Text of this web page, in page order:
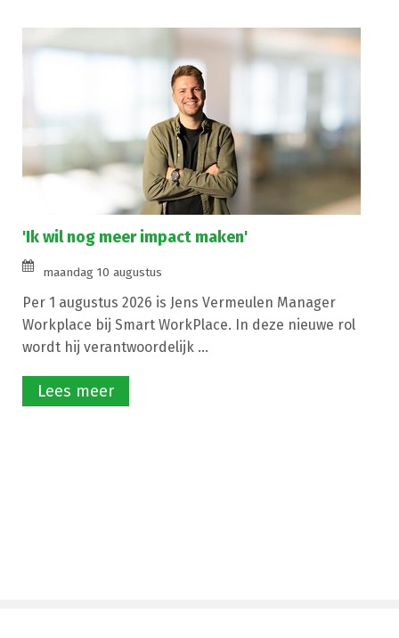
'Ik wil nog meer impact maken'
maandag 10 augustus
Per 1 augustus 2026 is Jens Vermeulen Manager
Workplace bij Smart WorkPlace. In deze nieuwe rol
wordt hij verantwoordelijk ...
Lees meer